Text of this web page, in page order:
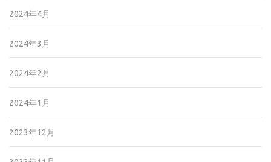
2024年4月
2024年3月
2024年2月
2024年1月
2023年12月